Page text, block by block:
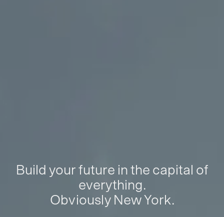
Build your future in the capital of
everything.
Obviously New York.